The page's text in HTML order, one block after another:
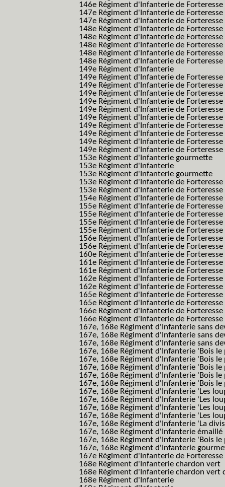
146e Régiment d'Infanterie de
147e Régiment d'Infanterie de Forteresse
147e Régiment d'Infanterie de Forteresse
148e Régiment d'Infanterie de Forteresse
148e Régiment d'Infanterie de Forteresse
148e Régiment d'Infanterie de Forteresse
148e Régiment d'Infanterie de Forteresse
148e Régiment d'Infanterie de Forteresse
149e Régiment d'Infanterie
149e Régiment d'Infanterie de
149e Régiment d'Infanterie de
149e Régiment d'Infanterie de
149e Régiment d'Infanterie de
149e Régiment d'Infanterie de
149e Régiment d'Infanterie de
149e Régiment d'Infanterie de
149e Régiment d'Infanterie de
149e Régiment d'Infanterie de
149e Régiment d'Infanterie de
153e Régiment d'Infanterie gourmette
153e Régiment d'Infanterie
153e Régiment d'Infanterie gourmette
153e Régiment d'Infanterie de
153e Régiment d'Infanterie de
154e Régiment d'Infanterie de Forteresse
155e Régiment d'Infanterie de
155e Régiment d'Infanterie de
155e Régiment d'Infanterie de
155e Régiment d'Infanterie de
156e Régiment d'Infanterie de Forteresse
156e Régiment d'Infanterie de
160e Régiment d'Infanterie de
161e Régiment d'Infanterie de Forteresse
161e Régiment d'Infanterie de
162e Régiment d'Infanterie de Forteresse
162e Régiment d'Infanterie de
165e Régiment d'Infanterie de Forteresse
165e Régiment d'Infanterie de Forteresse
166e Régiment d'Infanterie de Forteresse
166e Régiment d'Infanterie de Forteresse
167e, 168e Régiment d'Infanterie sans
167e, 168e Régiment d'Infanterie sans
167e, 168e Régiment d'Infanterie sans
167e, 168e Régiment d'Infanterie 'Bois
167e, 168e Régiment d'Infanterie 'Bois
167e, 168e Régiment d'Infanterie 'Bois
167e, 168e Régiment d'Infanterie 'Bois
167e, 168e Régiment d'Infanterie 'Bois
167e, 168e Régiment d'Infanterie 'Les
167e, 168e Régiment d'Infanterie 'Les
167e, 168e Régiment d'Infanterie 'Les
167e, 168e Régiment d'Infanterie 'Les
167e, 168e Régiment d'Infanterie 'La
167e, 168e Régiment d'Infanterie émaillé
167e, 168e Régiment d'Infanterie 'Bois
167e, 168e Régiment d'Infanterie
167e Régiment d'Infanterie de
168e Régiment d'Infanterie chardon vert
168e Régiment d'Infanterie chardon vert
168e Régiment d'Infanterie